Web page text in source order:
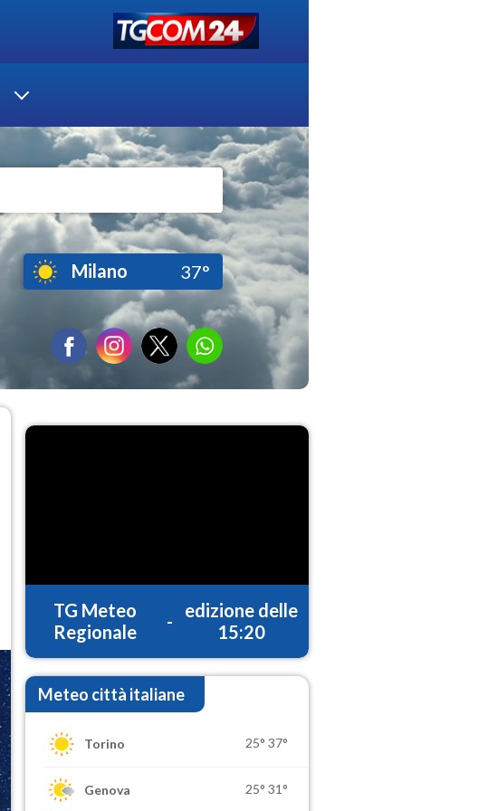
Milano 37°
TG Meteo
Regionale
-
edizione delle
15:20
Meteo città italiane
Torino 25° 37°
Genova 25° 31°